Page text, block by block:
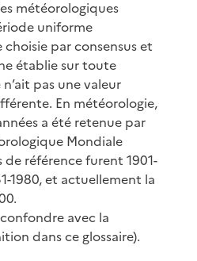
météorologiques
uniforme
par consensus et
établie sur toute
pas une valeur
En météorologie,
a été retenue par
Mondiale
de référence furent 1901-
1980, et actuellement la
avec la
dans ce glossaire).